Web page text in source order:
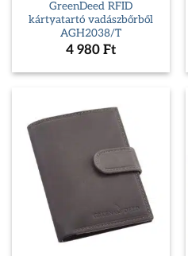
GreenDeed RFID
kártyatartó vadászbőrből
AGH2038/T
4 980 Ft